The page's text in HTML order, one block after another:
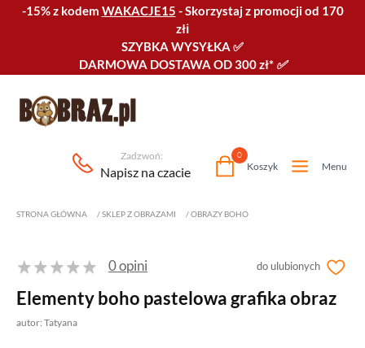
-15% z kodem WAKACJE15 -Skorzystaj z promocji od 170
złℹ️
SZYBKA WYSYŁKA ✅
DARMOWA DOSTAWA OD 300 zł* ✅
Zadzwoń:
Napisz na czacie Koszyk
0
Menu
STRONA GŁÓWNA /SKLEP Z OBRAZAMI /OBRAZY BOHO
do ulubionych
0 opini
Elementy boho pastelowa grafika obraz
autor: Tatyana